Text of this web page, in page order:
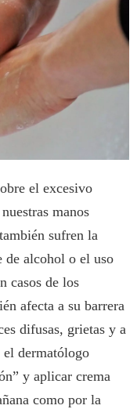
el excesivo
manos
sufren la
de alcohol o el uso
casos de los
afecta a su barrera
difusas, grietas y a
el dermatólogo
y aplicar crema
como por la